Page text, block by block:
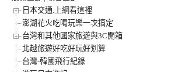
日本交通.上網看這裡
澎湖花火吃喝玩樂一次搞定
台灣和其他國家旅遊與3C開箱
北越旅遊好吃好玩好划算
台灣-韓國飛行紀錄